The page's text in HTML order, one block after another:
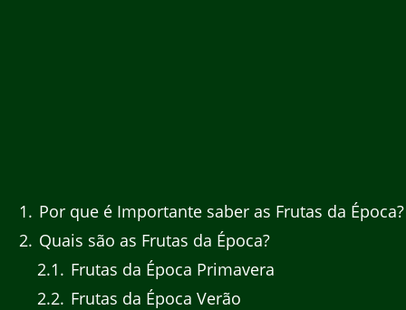
1
Por que é Importante saber as Frutas da Época?
2 Quais são as Frutas da Época?
2.1
Frutas da Época Primavera
2.2 Frutas da Época Verão